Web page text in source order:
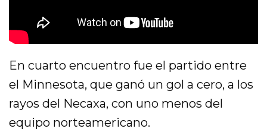
En cuarto encuentro fue el partido entre
el Minnesota, que ganó un gol a cero, a los
rayos del Necaxa, con uno menos del
equipo norteamericano.